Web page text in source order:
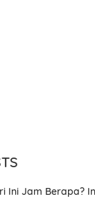
Ini Jam Berapa?